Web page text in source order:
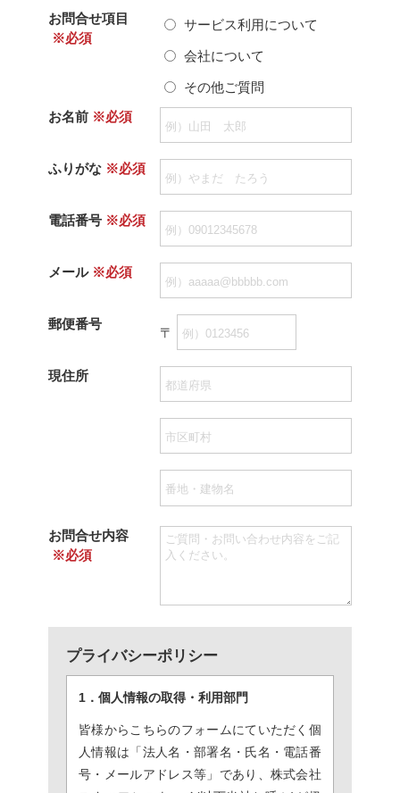
お問合せ項目
※必須
サービス利⽤について
会社について
その他ご質問
お名前 ※必須
ふりがな ※必須
電話番号 ※必須
メール ※必須
郵便番号
〒
現住所
お問合せ内容
※必須
プライバシーポリシー
1．個人情報の取得・利用部門
皆様からこちらのフォームにていただく個
人情報は「法人名・部署名・氏名・電話番
号・メールアドレス等」であり、株式会社